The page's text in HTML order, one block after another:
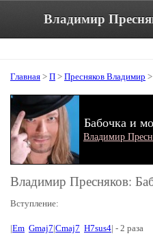
Главная > П > Пресняков Владимир
Бабочка и
Владимир
Владимир Пресняков:
Вступление:
|Em Gmaj7|Cmaj7 H7sus4| - 2 раза